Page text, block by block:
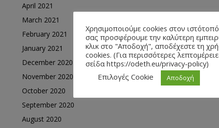
April 2021
March 2021
February 2021
January 2021
December 2020
November 2020
October 2020
September 2020
August 2020
Χρησιμοποιούμε cookies στον
σας προσφέρουμε την καλύτερη
κλικ στο "Αποδοχή", αποδέχεστε τη
cookies. (Για περισσότερες
σείδα https://odeth.eu/privacy-policy)
Επιλογές Cookie
Αποδοχή